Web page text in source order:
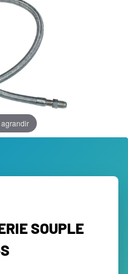
SOUPLE